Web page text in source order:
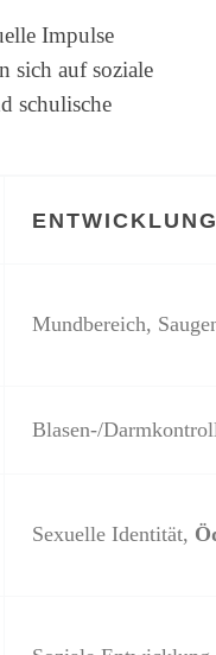
Impulse
sich auf soziale
schulische
Mundbereich,
Blasen-/
Sexuelle Identität,